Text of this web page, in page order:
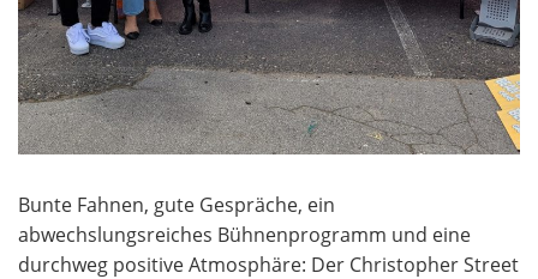
Bunte Fahnen, gute Gespräche, ein
abwechslungsreiches Bühnenprogramm und eine
durchweg positive Atmosphäre: Der Christopher Street